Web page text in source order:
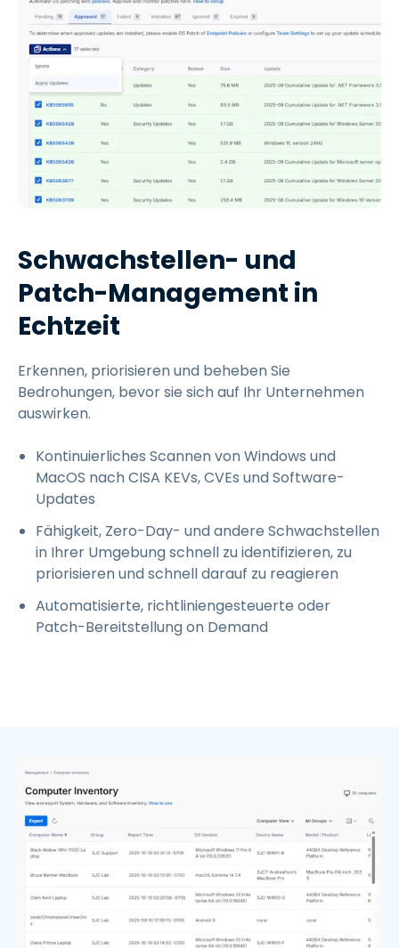
Schwachstellen- und
Patch-Management in
Echtzeit
Erkennen, priorisieren und beheben Sie
Bedrohungen, bevor sie sich auf Ihr Unternehmen
auswirken.
Kontinuierliches Scannen von Windows und
MacOS nach CISA KEVs, CVEs und Software-
Updates
Fähigkeit, Zero-Day- und andere Schwachstellen
in Ihrer Umgebung schnell zu identifizieren, zu
priorisieren und schnell darauf zu reagieren
Automatisierte, richtliniengesteuerte oder
Patch-Bereitstellung on Demand